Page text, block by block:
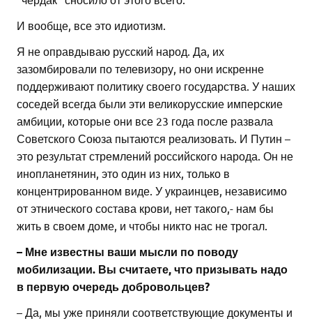
И вообще, все это идиотизм.
Я не оправдываю русский народ. Да, их
зазомбировали по телевизору, но они искренне
поддерживают политику своего государства. У наших
соседей всегда были эти великорусские имперские
амбиции, которые они все 23 года после развала
Советского Союза пытаются реализовать. И Путин –
это результат стремлений российского народа. Он не
инопланетянин, это один из них, только в
концентрированном виде. У украинцев, независимо
от этнического состава крови, нет такого,- нам бы
жить в своем доме, и чтобы никто нас не трогал.
– Мне известны ваши мысли по поводу
мобилизации. Вы считаете, что призывать надо
в первую очередь добровольцев?
– Да, мы уже приняли соответствующие документы и